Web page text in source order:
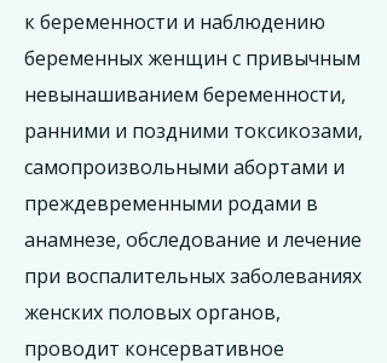
к беременности и наблюдению
беременных женщин с привычным
невынашиванием беременности,
ранними и поздними токсикозами,
самопроизвольными абортами и
преждевременными родами в
анамнезе, обследование и лечение
при воспалительных заболеваниях
женских половых органов,
проводит консервативное